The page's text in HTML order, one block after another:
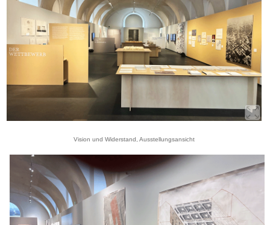
Vision und Widerstand, Ausstellungsansicht